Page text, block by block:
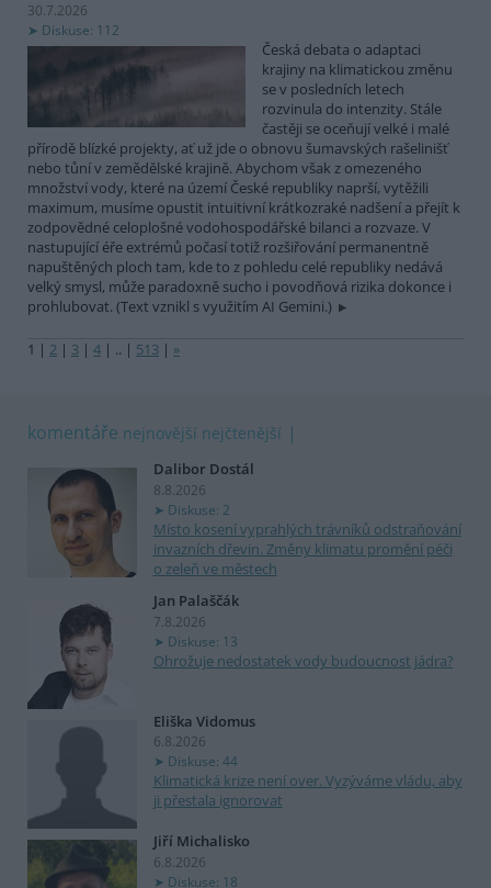
30.7.2026
Diskuse: 112
Česká debata o adaptaci
krajiny na klimatickou změnu
se v posledních letech
rozvinula do intenzity. Stále
častěji se oceňují velké i malé
přírodě blízké projekty, ať už jde o obnovu šumavských rašelinišť
nebo tůní v zemědělské krajině. Abychom však z omezeného
množství vody, které na území České republiky naprší, vytěžili
maximum, musíme opustit intuitivní krátkozraké nadšení a přejít k
zodpovědné celoplošné vodohospodářské bilanci a rozvaze. V
nastupující éře extrémů počasí totiž rozšiřování permanentně
napuštěných ploch tam, kde to z pohledu celé republiky nedává
velký smysl, může paradoxně sucho i povodňová rizika dokonce i
prohlubovat. (Text vznikl s využitím AI Gemini.)
1 | 2 | 3 | 4 | .. | 513 | »
komentáře nejnovější nejčtenější
Dalibor Dostál
8.8.2026
Diskuse: 2
Místo kosení vyprahlých trávníků odstraňování
invazních dřevin. Změny klimatu promění péči
o zeleň ve městech
Jan Palaščák
7.8.2026
Diskuse: 13
Ohrožuje nedostatek vody budoucnost jádra?
Eliška Vidomus
6.8.2026
Diskuse: 44
Klimatická krize není over. Vyzýváme vládu, aby
ji přestala ignorovat
Jiří Michalisko
6.8.2026
Diskuse: 18